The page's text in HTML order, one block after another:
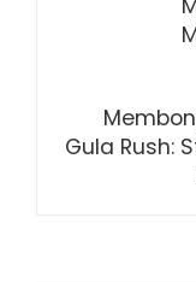
Gula Rush: